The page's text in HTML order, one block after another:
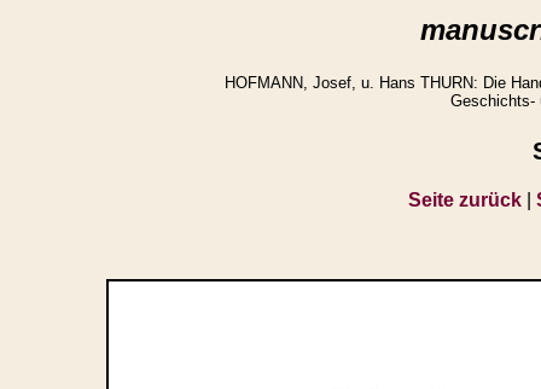
HOFMANN, Josef, u. Hans THURN: Die
Geschichts-
Seite zurück|